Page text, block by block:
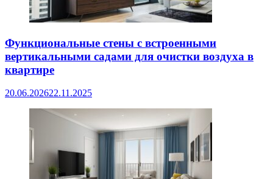
Функциональные стены с встроенными
вертикальными садами для очистки воздуха в
квартире
20.06.202622.11.2025